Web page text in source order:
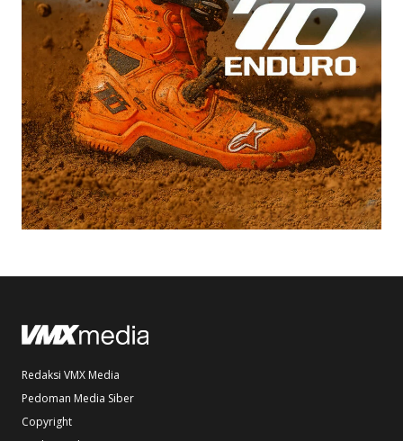
Redaksi VMX Media
Pedoman Media Siber
Copyright